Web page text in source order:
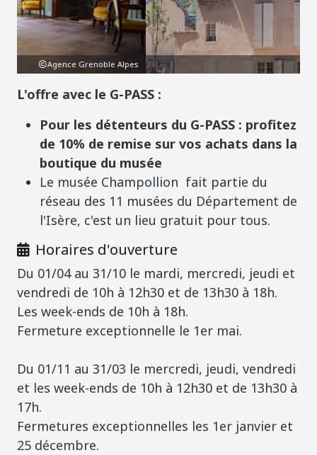
Agence Grenoble Alpes
L'offre avec le G-PASS :
Pour les détenteurs du G-PASS : profitez
de 10% de remise sur vos achats dans la
boutique du musée
Le musée Champollion fait partie du
réseau des 11 musées du Département de
l'Isère, c'est un lieu gratuit pour tous.
Horaires d'ouverture
Du 01/04 au 31/10 le mardi, mercredi, jeudi et
vendredi de 10h à 12h30 et de 13h30 à 18h.
Les week-ends de 10h à 18h.
Fermeture exceptionnelle le 1er mai.
Du 01/11 au 31/03 le mercredi, jeudi, vendredi
et les week-ends de 10h à 12h30 et de 13h30 à
17h.
Fermetures exceptionnelles les 1er janvier et
25 décembre.